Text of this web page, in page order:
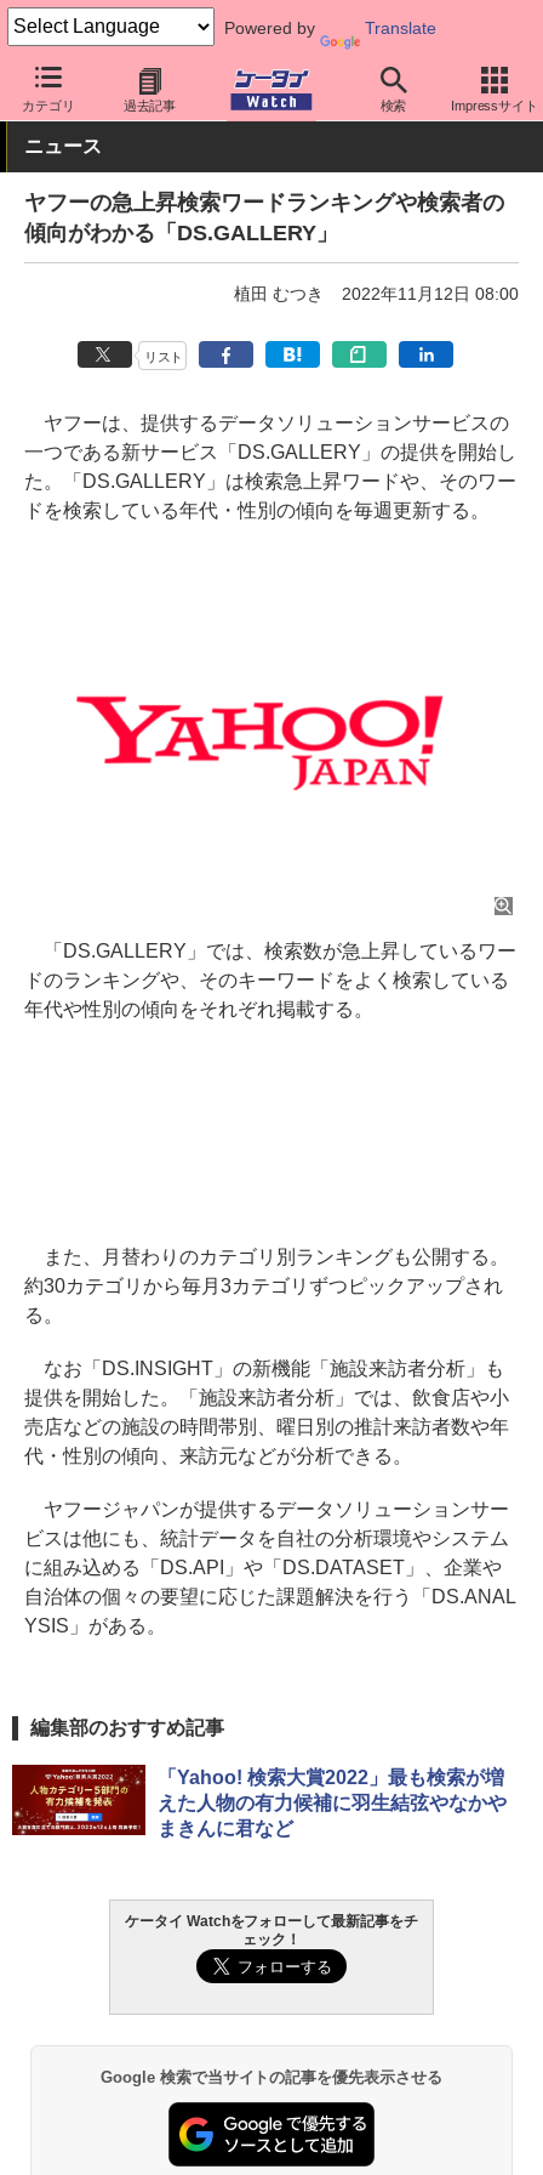
Powered by Translate
カテゴリ 過去記事 検索 Impressサイト
ケータイ Watch 業界動向 調査
ニュース
ヤフーの急上昇検索ワードランキングや検索者の
傾向がわかる「DS.GALLERY」
植田 むつき 2022年11月12日 08:00
リスト
ヤフーは、提供するデータソリューションサービスの
一つである新サービス「DS.GALLERY」の提供を開始し
た。「DS.GALLERY」は検索急上昇ワードや、そのワー
ドを検索している年代・性別の傾向を毎週更新する。
「DS.GALLERY」では、検索数が急上昇しているワー
ドのランキングや、そのキーワードをよく検索している
年代や性別の傾向をそれぞれ掲載する。
また、月替わりのカテゴリ別ランキングも公開する。
約30カテゴリから毎月3カテゴリずつピックアップされ
る。
なお「DS.INSIGHT」の新機能「施設来訪者分析」も
提供を開始した。「施設来訪者分析」では、飲食店や小
売店などの施設の時間帯別、曜日別の推計来訪者数や年
代・性別の傾向、来訪元などが分析できる。
ヤフージャパンが提供するデータソリューションサー
ビスは他にも、統計データを自社の分析環境やシステム
に組み込める「DS.API」や「DS.DATASET」、企業や
自治体の個々の要望に応じた課題解決を行う「DS.ANAL
YSIS」がある。
編集部のおすすめ記事
「Yahoo! 検索大賞2022」最も検索が増
えた人物の有力候補に羽生結弦やなかや
まきんに君など
ケータイ Watchをフォローして最新記事をチ
ェック！
Google 検索で当サイトの記事を優先表示させる